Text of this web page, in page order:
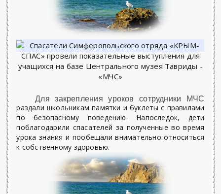
Для закрепления уроков сотрудники МЧС
раздали школьникам памятки и буклеты с правилами
по безопасному поведению. Напоследок, дети
поблагодарили спасателей за полученные во время
урока знания и пообещали внимательно относиться
к собственному здоровью.